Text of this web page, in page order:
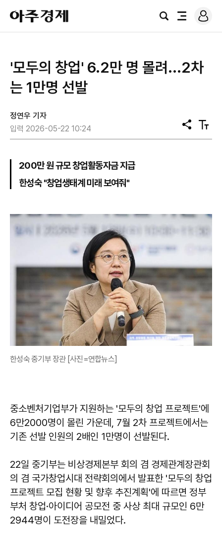
아
주
경
검
전
로
그
'모두의 창업' 6.2만 명 몰려...2차
는 1만명 선발
정연우 기자
입력 2026-05-22 10:24
공
유
텍
스
200만 원 규모 창업활동자금 지급
한성숙 "창업생태계 미래 보여줘"
한성숙 중기부 장관 [사진=연합뉴스]
중소벤처기업부가 지원하는 '모두의 창업 프로젝트'에
6만2000명이 몰린 가운데, 7월 2차 프로젝트에서는
기존 선발 인원의 2배인 1만명이 선발된다.
22일 중기부는 비상경제본부 회의 겸 경제관계장관회
의 겸 국가창업시대 전략회의에서 발표한 '모두의 창업
프로젝트 모집 현황 및 향후 추진계획'에 따르면 정부
부처 창업·아이디어 공모전 중 사상 최대 규모인 6만
2944명이 도전장을 내밀었다.